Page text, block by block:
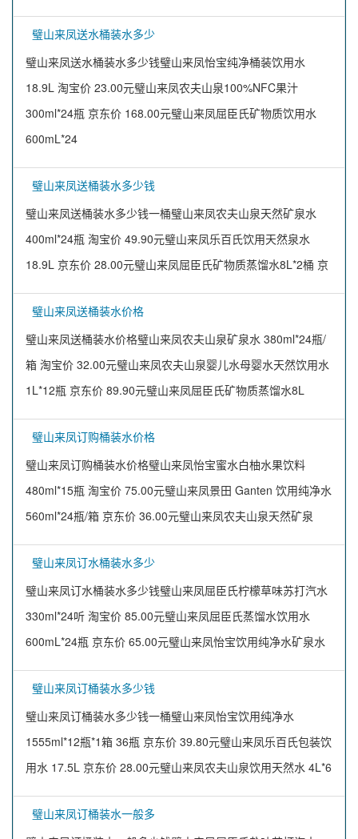
璧山来凤送水桶装水多少
璧山来凤送水桶装水多少钱璧山来凤怡宝纯净桶装饮用水
18.9L 淘宝价 23.00元璧山来凤农夫山泉100%NFC果汁
300ml*24瓶 京东价 168.00元璧山来凤屈臣氏矿物质饮用水
600mL*24
璧山来凤送桶装水多少钱
璧山来凤送桶装水多少钱一桶璧山来凤农夫山泉天然矿泉水
400ml*24瓶 淘宝价 49.90元璧山来凤乐百氏饮用天然泉水
18.9L 京东价 28.00元璧山来凤屈臣氏矿物质蒸馏水8L*2桶 京
璧山来凤送桶装水价格
璧山来凤送桶装水价格璧山来凤农夫山泉矿泉水 380ml*24瓶/
箱 淘宝价 32.00元璧山来凤农夫山泉婴儿水母婴水天然饮用水
1L*12瓶 京东价 89.90元璧山来凤屈臣氏矿物质蒸馏水8L
璧山来凤订购桶装水价格
璧山来凤订购桶装水价格璧山来凤怡宝蜜水白柚水果饮料
480ml*15瓶 淘宝价 75.00元璧山来凤景田 Ganten 饮用纯净水
560ml*24瓶/箱 京东价 36.00元璧山来凤农夫山泉天然矿泉
璧山来凤订水桶装水多少
璧山来凤订水桶装水多少钱璧山来凤屈臣氏柠檬草味苏打汽水
330ml*24听 淘宝价 85.00元璧山来凤屈臣氏蒸馏水饮用水
600mL*24瓶 京东价 65.00元璧山来凤怡宝饮用纯净水矿泉水
璧山来凤订桶装水多少钱
璧山来凤订桶装水多少钱一桶璧山来凤怡宝饮用纯净水
1555ml*12瓶*1箱 36瓶 京东价 39.80元璧山来凤乐百氏包装饮
用水 17.5L 京东价 28.00元璧山来凤农夫山泉饮用天然水 4L*6
璧山来凤订桶装水一般多